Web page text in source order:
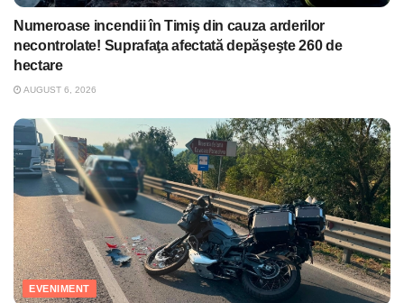
Numeroase incendii în Timiş din cauza arderilor
necontrolate! Suprafaţa afectată depăşeşte 260 de
hectare
AUGUST 6, 2026
EVENIMENT